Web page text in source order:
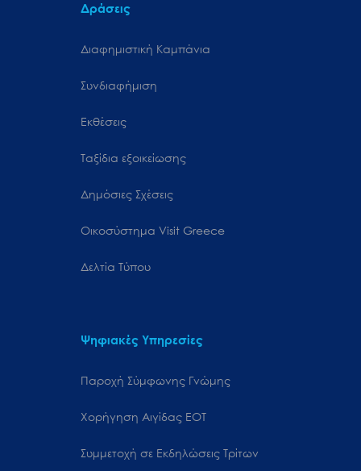
Δράσεις
Διαφημιστική Καμπάνια
Συνδιαφήμιση
Εκθέσεις
Ταξίδια εξοικείωσης
Δημόσιες Σχέσεις
Oικοσύστημα Visit Greece
Δελτία Τύπου
Ψηφιακές Υπηρεσίες
Παροχή Σύμφωνης Γνώμης
Χορήγηση Αιγίδας ΕΟΤ
Συμμετοχή σε Εκδηλώσεις Τρίτων